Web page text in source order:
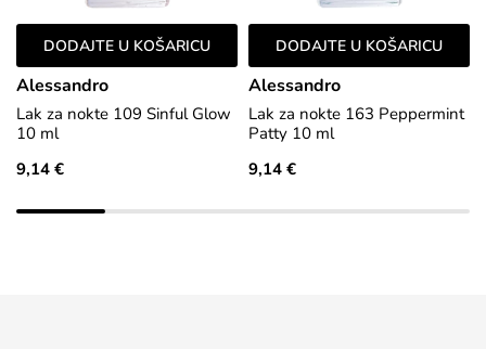
DODAJTE U KOŠARICU
Alessandro
Lak za nokte 109 Sinful Glow
10 ml
9,14 €
DODAJTE U KOŠARICU
Alessandro
Lak za nokte 163 Peppermint
Patty 10 ml
9,14 €